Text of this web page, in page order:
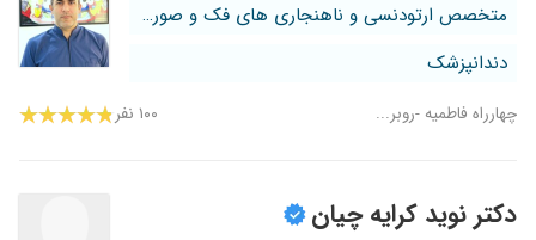
متخصص ارتودنسی و ناهنجاری های فک و صورت
دندانپزشک
چهارراه فاطمیه -روبر... ۱۰۰ نفر
دکتر نوید کرایه چیان